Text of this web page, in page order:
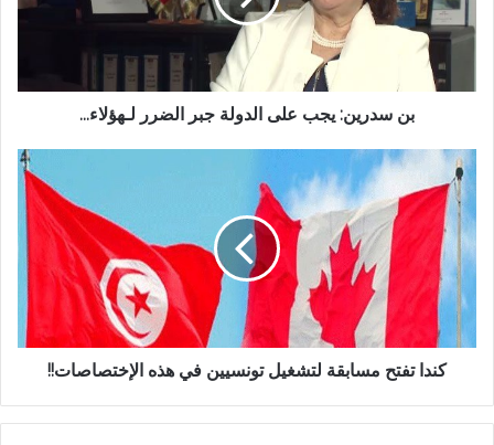
بن سدرين: يجب على الدولة جبر الضرر لـهؤلاء...
كندا تفتح مسابقة لتشغيل تونسيين في هذه الإختصاصات!!